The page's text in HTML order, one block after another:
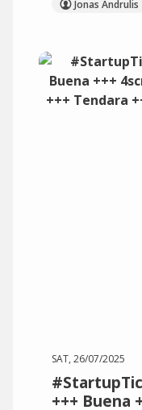
Jonas Andrulis
SAT, 26/07/2025
+++ Buena